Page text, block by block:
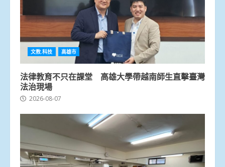
文教.科技 高雄市
法律教育不只在課堂 高雄大學帶越南師生直擊臺灣
法治現場
2026-08-07